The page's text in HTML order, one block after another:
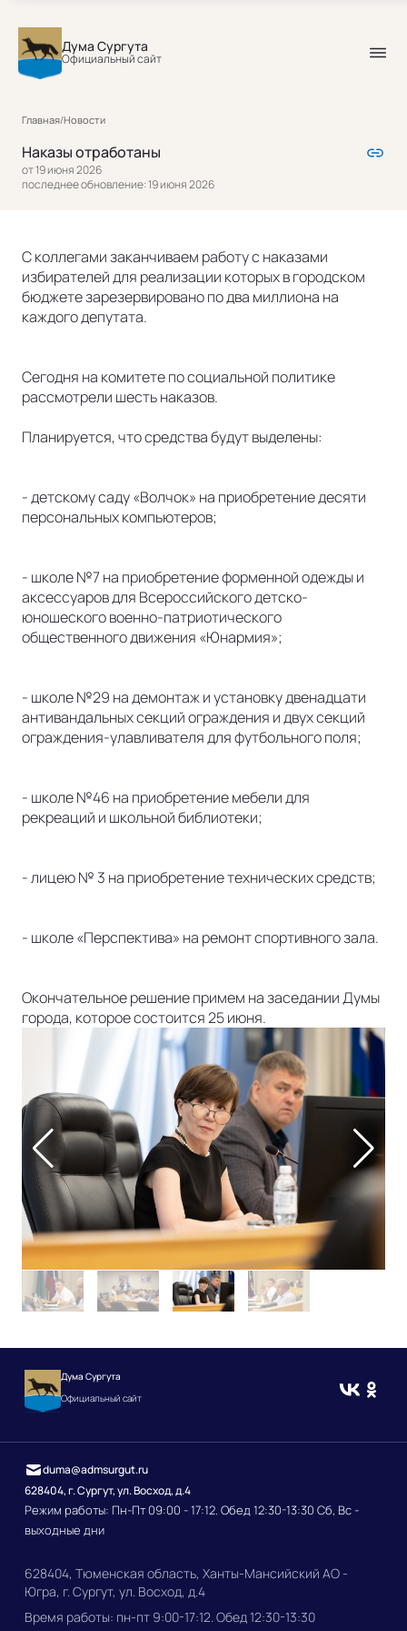
Дума Сургута
Официальный сайт
Главная/Новости
Наказы отработаны
от 19 июня 2026
последнее обновление: 19 июня 2026
С коллегами заканчиваем работу с наказами
избирателей для реализации которых в городском
бюджете зарезервировано по два миллиона на
каждого депутата.
Сегодня на комитете по социальной политике
рассмотрели шесть наказов.
Планируется, что средства будут выделены:
- детскому саду «Волчок» на приобретение десяти
персональных компьютеров;
- школе №7 на приобретение форменной одежды и
аксессуаров для Всероссийского детско-
юношеского военно-патриотического
общественного движения «Юнармия»;
- школе №29 на демонтаж и установку двенадцати
антивандальных секций ограждения и двух секций
ограждения-улавливателя для футбольного поля;
- школе №46 на приобретение мебели для
рекреаций и школьной библиотеки;
- лицею № 3 на приобретение технических средств;
- школе «Перспектива» на ремонт спортивного зала.
Окончательное решение примем на заседании Думы
города, которое состоится 25 июня.
Дума Сургута
Официальный сайт
628404, г. Сургут, ул. Восход, д.4
Режим работы: Пн-Пт 09:00 - 17:12. Обед 12:30-13:30 Сб, Вс -
выходные дни
duma@admsurgut.ru
628404, Тюменская область, Ханты-Мансийский АО -
Югра, г. Сургут, ул. Восход, д.4
Время работы: пн-пт 9:00-17:12. Обед 12:30-13:30